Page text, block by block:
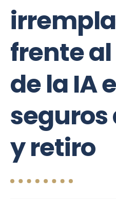
frente
de la IA
seguros
y retiro